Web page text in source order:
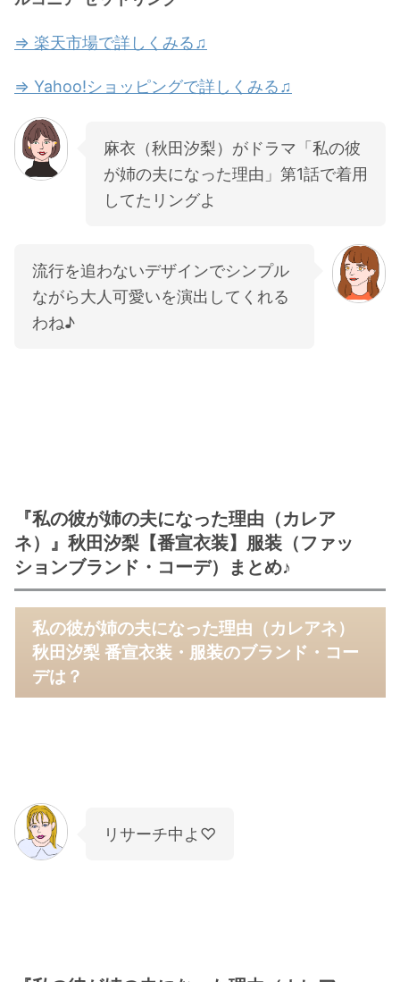
⇒ 楽天市場で詳しくみる♫
⇒ Yahoo!ショッピングで詳しくみる♫
麻衣（秋田汐梨）がドラマ「私の彼
が姉の夫になった理由」第1話で着用
してたリングよ
流行を追わないデザインでシンプル
ながら大人可愛いを演出してくれる
わね♪
『私の彼が姉の夫になった理由（カレア
ネ）』秋田汐梨【番宣衣装】服装（ファッ
ションブランド・コーデ）まとめ♪
私の彼が姉の夫になった理由（カレアネ）
秋田汐梨 番宣衣装・服装のブランド・コー
デは？
リサーチ中よ♡